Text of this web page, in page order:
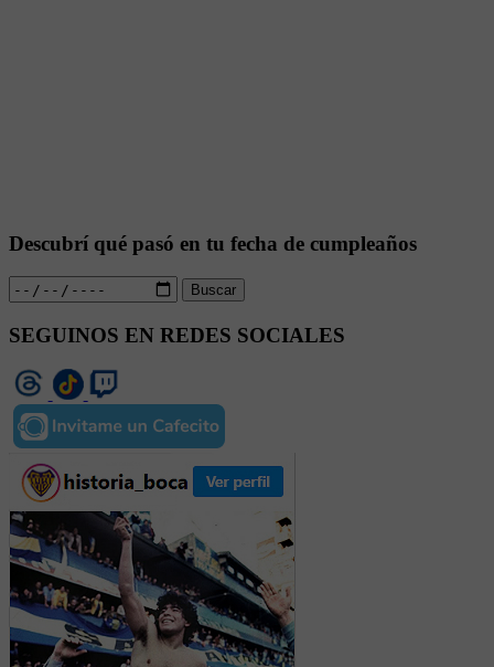
Descubrí qué pasó en tu fecha de cumpleaños
Buscar
SEGUINOS EN REDES SOCIALES